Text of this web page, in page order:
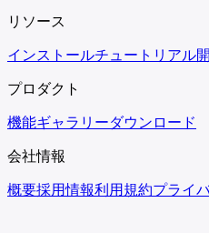
リソース
インストールチュートリアル
プロダクト
機能ギャラリーダウンロード
会社情報
概要採用情報利用規約プライ